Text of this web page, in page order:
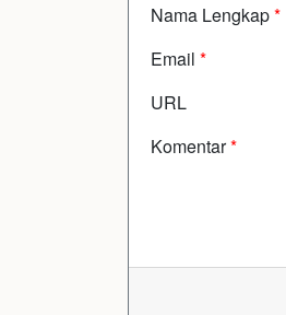
Nama Lengkap*
Email *
URL
Komentar*